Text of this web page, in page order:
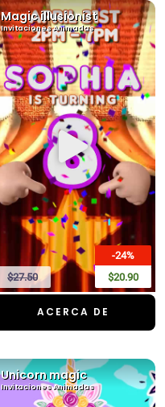
Magic illusionist
Invitaciones Animadas
-24%
$20.90
$27.50
ACERCA DE
Unicorn magic
Invitaciones Animadas